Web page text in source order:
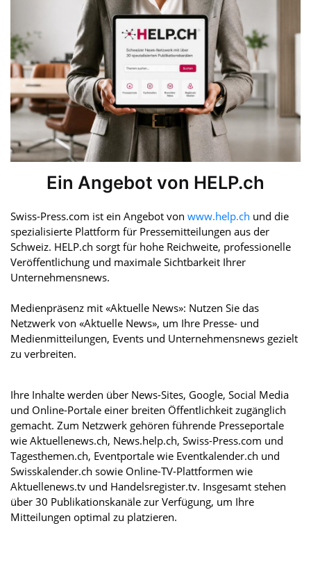
Ein Angebot von HELP.ch
Swiss-Press.com ist ein Angebot von www.help.ch und die
spezialisierte Plattform für Pressemitteilungen aus der
Schweiz. HELP.ch sorgt für hohe Reichweite, professionelle
Veröffentlichung und maximale Sichtbarkeit Ihrer
Unternehmensnews.
Medienpräsenz mit «Aktuelle News»: Nutzen Sie das
Netzwerk von «Aktuelle News», um Ihre Presse- und
Medienmitteilungen, Events und Unternehmensnews gezielt
zu verbreiten.
Ihre Inhalte werden über News-Sites, Google, Social Media
und Online-Portale einer breiten Öffentlichkeit zugänglich
gemacht. Zum Netzwerk gehören führende Presseportale
wie Aktuellenews.ch, News.help.ch, Swiss-Press.com und
Tagesthemen.ch, Eventportale wie Eventkalender.ch und
Swisskalender.ch sowie Online-TV-Plattformen wie
Aktuellenews.tv und Handelsregister.tv. Insgesamt stehen
über 30 Publikationskanäle zur Verfügung, um Ihre
Mitteilungen optimal zu platzieren.